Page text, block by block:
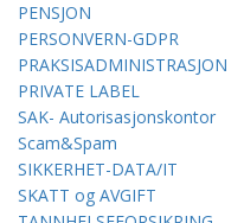
PENSJON
PERSONVERN-GDPR
PRAKSISADMINISTRASJON
PRIVATE LABEL
SAK- Autorisasjonskontor
Scam&Spam
SIKKERHET-DATA/IT
SKATT og AVGIFT